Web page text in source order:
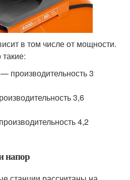
в том числе от мощности.
производительность 3
3,6
4,2
напор